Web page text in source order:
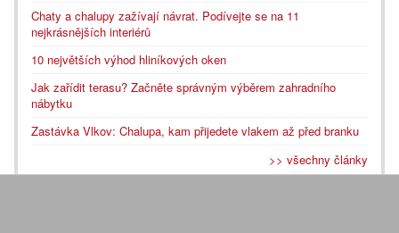
Chaty a chalupy zažívají návrat. Podívejte se na 11
nejkrásnějších interiérů
10 největších výhod hliníkových oken
Jak zařídit terasu? Začněte správným výběrem zahradního
nábytku
Zastávka Vlkov: Chalupa, kam přijedete vlakem až před branku
>> všechny články